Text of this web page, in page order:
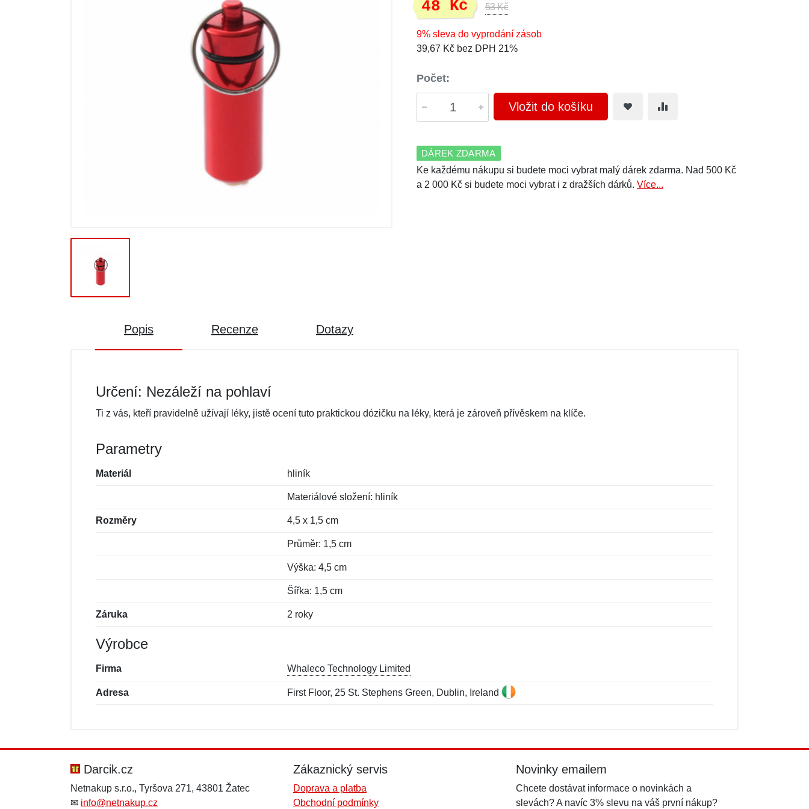
48 Kč 53 Kč
9% sleva do vyprodání zásob
39,67 Kč bez DPH 21%
Počet:
Vložit do košíku
DÁREK ZDARMA
Ke každému nákupu si budete moci vybrat malý dárek zdarma. Nad 500 Kč
a 2 000 Kč si budete moci vybrat i z dražších dárků. Více...
Popis Recenze Dotazy
Určení: Nezáleží na pohlaví
Ti z vás, kteří pravidelně užívají léky, jistě ocení tuto praktickou dózičku na léky, která je zároveň přívěskem na klíče.
Parametry
Materiál hliník
Materiálové složení: hliník
Rozměry 4,5 x 1,5 cm
Průměr: 1,5 cm
Výška: 4,5 cm
Šířka: 1,5 cm
Záruka 2 roky
Výrobce
Firma Whaleco Technology Limited
Adresa First Floor, 25 St. Stephens Green, Dublin, Ireland
Zpráva*
Zpráva*
Darcik.cz
Netnakup s.r.o., Tyršova 271, 43801 Žatec
✉ info@netnakup.cz
Zákaznický servis
Doprava a platba
Obchodní podmínky
Novinky emailem
Chcete dostávat informace o novinkách a
slevách? A navíc 3% slevu na váš první nákup?